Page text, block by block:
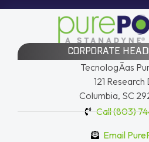
CORPORATE
TecnologÃ­as
121 Research
Columbia, SC
Call (803)
Email